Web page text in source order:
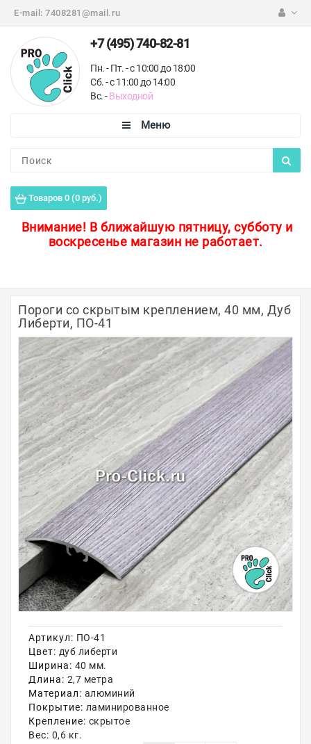
E-mail: 7408281@mail.ru
+7 (495) 740-82-81
Пн. - Пт. - с 10:00 до 18:00
Сб. - с 11:00 до 14:00
Вс. -Выходной
Товаров 0 (0 руб.)
Внимание! В ближайшую пятницу, субботу и
воскресенье магазин не работает.
Пороги для пола
Защитные уголки
Полосы из металла
Плинтуса
Профили для стекла и SPC
Обводы для труб
Алюминиевые профили
Крепёж и крепления
Садовая мебель
Оплата
Доставка
Самовывоз
Акции
Пороги со скрытым креплением, 40 мм, Дуб
Либерти, ПО-41
Артикул: ПО-41
Цвет: дуб либерти
Ширина: 40 мм.
Длина: 2,7 метра
Материал: алюминий
Покрытие: ламинированное
Крепление: скрытое
Вес: 0,6 кг.